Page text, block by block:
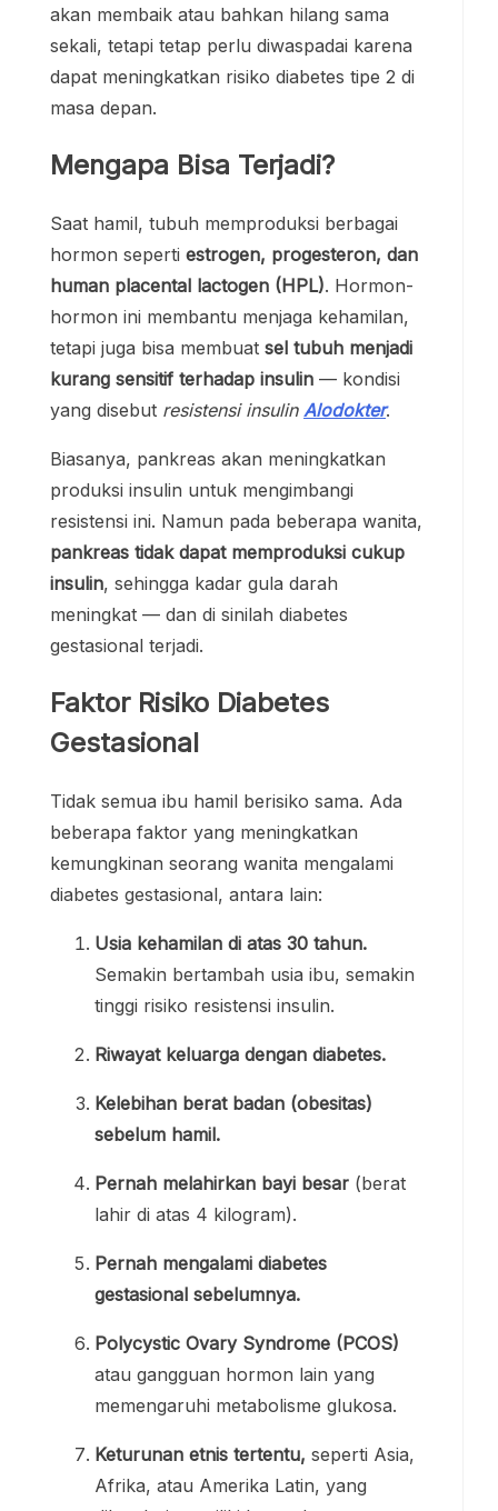
akan membaik atau bahkan hilang sama
sekali, tetapi tetap perlu diwaspadai karena
dapat meningkatkan risiko diabetes tipe 2 di
masa depan.
Mengapa Bisa Terjadi?
Saat hamil, tubuh memproduksi berbagai
hormon seperti estrogen, progesteron, dan
human placental lactogen (HPL). Hormon-
hormon ini membantu menjaga kehamilan,
tetapi juga bisa membuat sel tubuh menjadi
kurang sensitif terhadap insulin — kondisi
yang disebut resistensi insulin Alodokter.
Biasanya, pankreas akan meningkatkan
produksi insulin untuk mengimbangi
resistensi ini. Namun pada beberapa wanita,
pankreas tidak dapat memproduksi cukup
insulin, sehingga kadar gula darah
meningkat — dan di sinilah diabetes
gestasional terjadi.
Faktor Risiko Diabetes
Gestasional
Tidak semua ibu hamil berisiko sama. Ada
beberapa faktor yang meningkatkan
kemungkinan seorang wanita mengalami
diabetes gestasional, antara lain:
Usia kehamilan di atas 30 tahun.
Semakin bertambah usia ibu, semakin
tinggi risiko resistensi insulin.
Riwayat keluarga dengan diabetes.
Kelebihan berat badan (obesitas)
sebelum hamil.
Pernah melahirkan bayi besar (berat
lahir di atas 4 kilogram).
Pernah mengalami diabetes
gestasional sebelumnya.
Polycystic Ovary Syndrome (PCOS)
atau gangguan hormon lain yang
memengaruhi metabolisme glukosa.
Keturunan etnis tertentu, seperti Asia,
Afrika, atau Amerika Latin, yang